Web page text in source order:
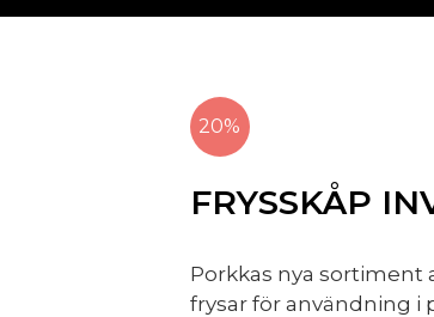
20%
FRYSSKÅP
Porkkas nya sortiment
frysar för användning i